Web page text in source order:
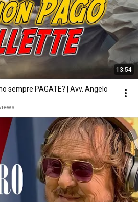
13:54
sempre PAGATE? | Avv. Angelo